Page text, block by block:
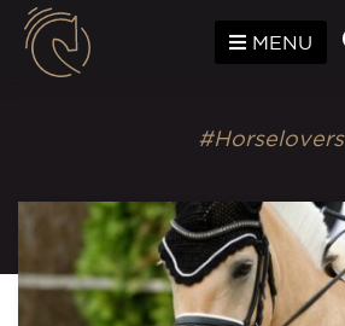
MENU
#Horselovers
Panneau de gestion des cookies